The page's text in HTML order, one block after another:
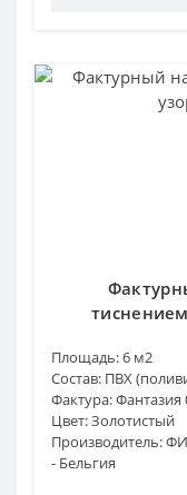
Площадь:6 м2
Состав: ПВХ
Фактура:Фантазия
Цвет:Золотистый
Производитель:
- Бельгия